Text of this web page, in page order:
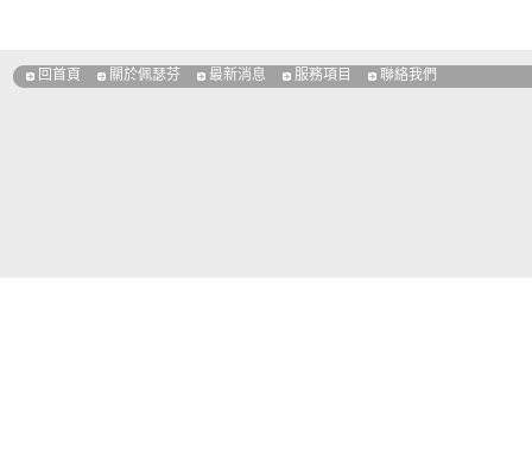
回首頁 關於佩瑟芬 最新消息 服務項目 聯絡我們